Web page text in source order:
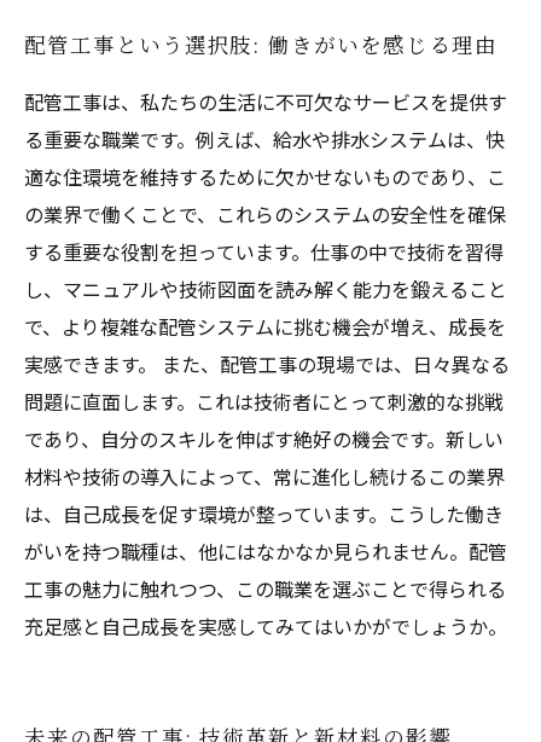
配管工事という選択肢: 働きがいを感じる理由
配管工事は、私たちの生活に不可欠なサービスを提供す
る重要な職業です。例えば、給水や排水システムは、快
適な住環境を維持するために欠かせないものであり、こ
の業界で働くことで、これらのシステムの安全性を確保
する重要な役割を担っています。仕事の中で技術を習得
し、マニュアルや技術図面を読み解く能力を鍛えること
で、より複雑な配管システムに挑む機会が増え、成長を
実感できます。 また、配管工事の現場では、日々異なる
問題に直面します。これは技術者にとって刺激的な挑戦
であり、自分のスキルを伸ばす絶好の機会です。新しい
材料や技術の導入によって、常に進化し続けるこの業界
は、自己成長を促す環境が整っています。こうした働き
がいを持つ職種は、他にはなかなか見られません。配管
工事の魅力に触れつつ、この職業を選ぶことで得られる
充足感と自己成長を実感してみてはいかがでしょうか。